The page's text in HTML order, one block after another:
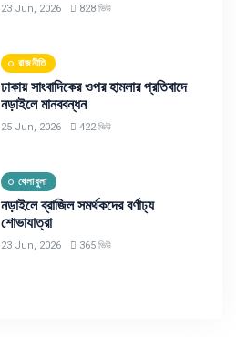
23 Jun, 2026 828 ভিউ
রাজনীতি
ঢাকায় সাংবাদিকের ওপর হামলার প্রতিবাদে
নড়াইলে মানববন্ধন
25 Jun, 2026 422 ভিউ
খেলাধুলা
নড়াইলে ব্রাজিল সমর্থকদের বর্ণাঢ্য
শোভাযাত্রা
23 Jun, 2026 365 ভিউ